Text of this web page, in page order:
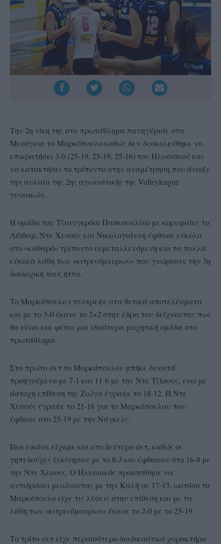
Την 2η νίκη της στο πρωτάθλημα πανηγύρισε στα
Μεσόγεια το Μαρκόπουλο καθώς δεν δυσκολεύθηκε να
επικρατήσει 3-0 (25-19, 25-19, 25-16) του Ηλυσιακού και
να κατακτήσει το τρίποντο στην αναμέτρηση που άνοιξε
την αυλαία της 2ης αγωνιστικής της Volleyleague
γυναικών.
Η ομάδα του Τζιανγκρόσι Πασκουαλίνο με κορυφαίες τις
Λέϊθαμ, Ντε Χεσούς και Νικολογιάννη έφθασε εύκολα
στο «καθαρό» τρίποντο εκμεταλλευόμενη και τα πολλά
εύκολα λάθη των «κιτρινόμαυρων» που γνώρισαν την 3η
διαδοχική τους ήττα.
Το Μαρκόπουλο επέστρεψε στα θετικά αποτελέσματα
και με το 3-0 έκανε το 2×2 στην έδρα του δείχνοντας πως
θα είναι και φέτος μια ιδιαίτερα μαχητική ομάδα στο
πρωτάθλημα.
Στο πρώτο σετ το Μαρκόπουλου μπήκε δυνατά
προηγούμενο με 7-1 και 11-6 με την Ντε Τζίσους, ενώ με
άστοχη επίθεση της Ζιώγα έγραψε το 18-12. Η Ντε
Χεσούς έγραψε το 21-16 για το Μαρκόπουλου που
έφθασε στο 25-19 με την Νάγκελς.
Ίδια εικόνα είχαμε και στο δεύτερο σετ, καθώς οι
γηπεδούχες ξεκίνησαν με το 8-3 και έφθασαν στο 16-8 με
την Ντε Χεσους. Ο Ηλυσιακός προσπάθησε να
αντιδράσει μειώνοντας με την Καλή σε 17-13, ωστόσο το
Μαρκόπουλο είχε τις λύσεις στην επίθεση και με τα
λάθη των «κιτρινόμαυρων» έκανε το 2-0 με το 25-19.
Το τρίτο σετ είχε περισσότερο διαδικαστικό χαρακτήρα